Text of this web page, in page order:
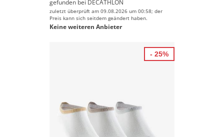
gefunden bei DECATHLON
zuletzt überprüft am 09.08.2026 um 00:58; der
Preis kann sich seitdem geändert haben.
Keine weiteren Anbieter
- 25%